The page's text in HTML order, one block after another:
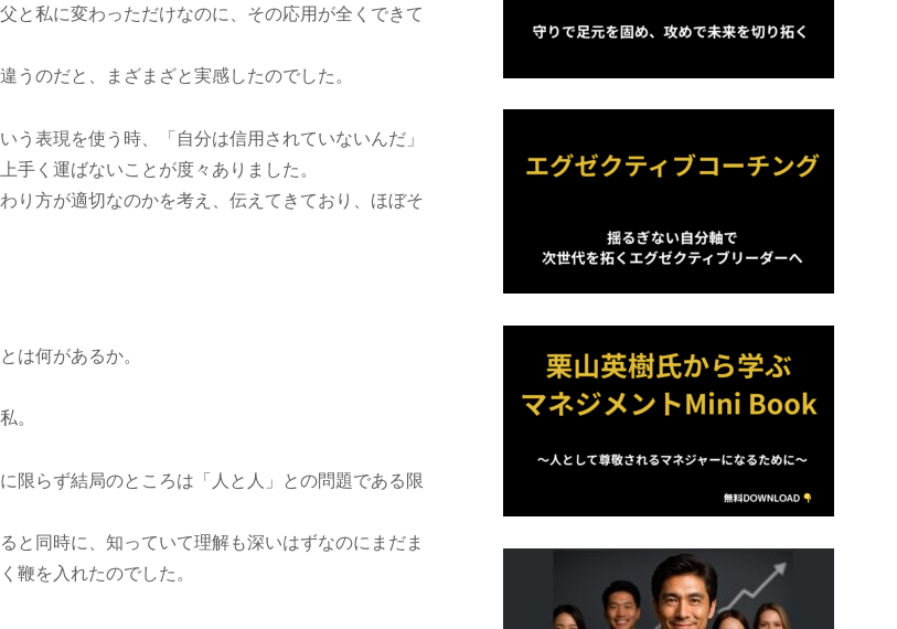
と私に変わっただけなのに、その応用が全くできて
うのだと、まざまざと実感したのでした。
う表現を使う時、「自分は信用されていないんだ」
手く運ばないことが度々ありました。
り方が適切なのかを考え、伝えてきており、ほぼそ
は何があるか。
。
限らず結局のところは「人と人」との問題である限
と同時に、知っていて理解も深いはずなのにまだま
鞭を入れたのでした。